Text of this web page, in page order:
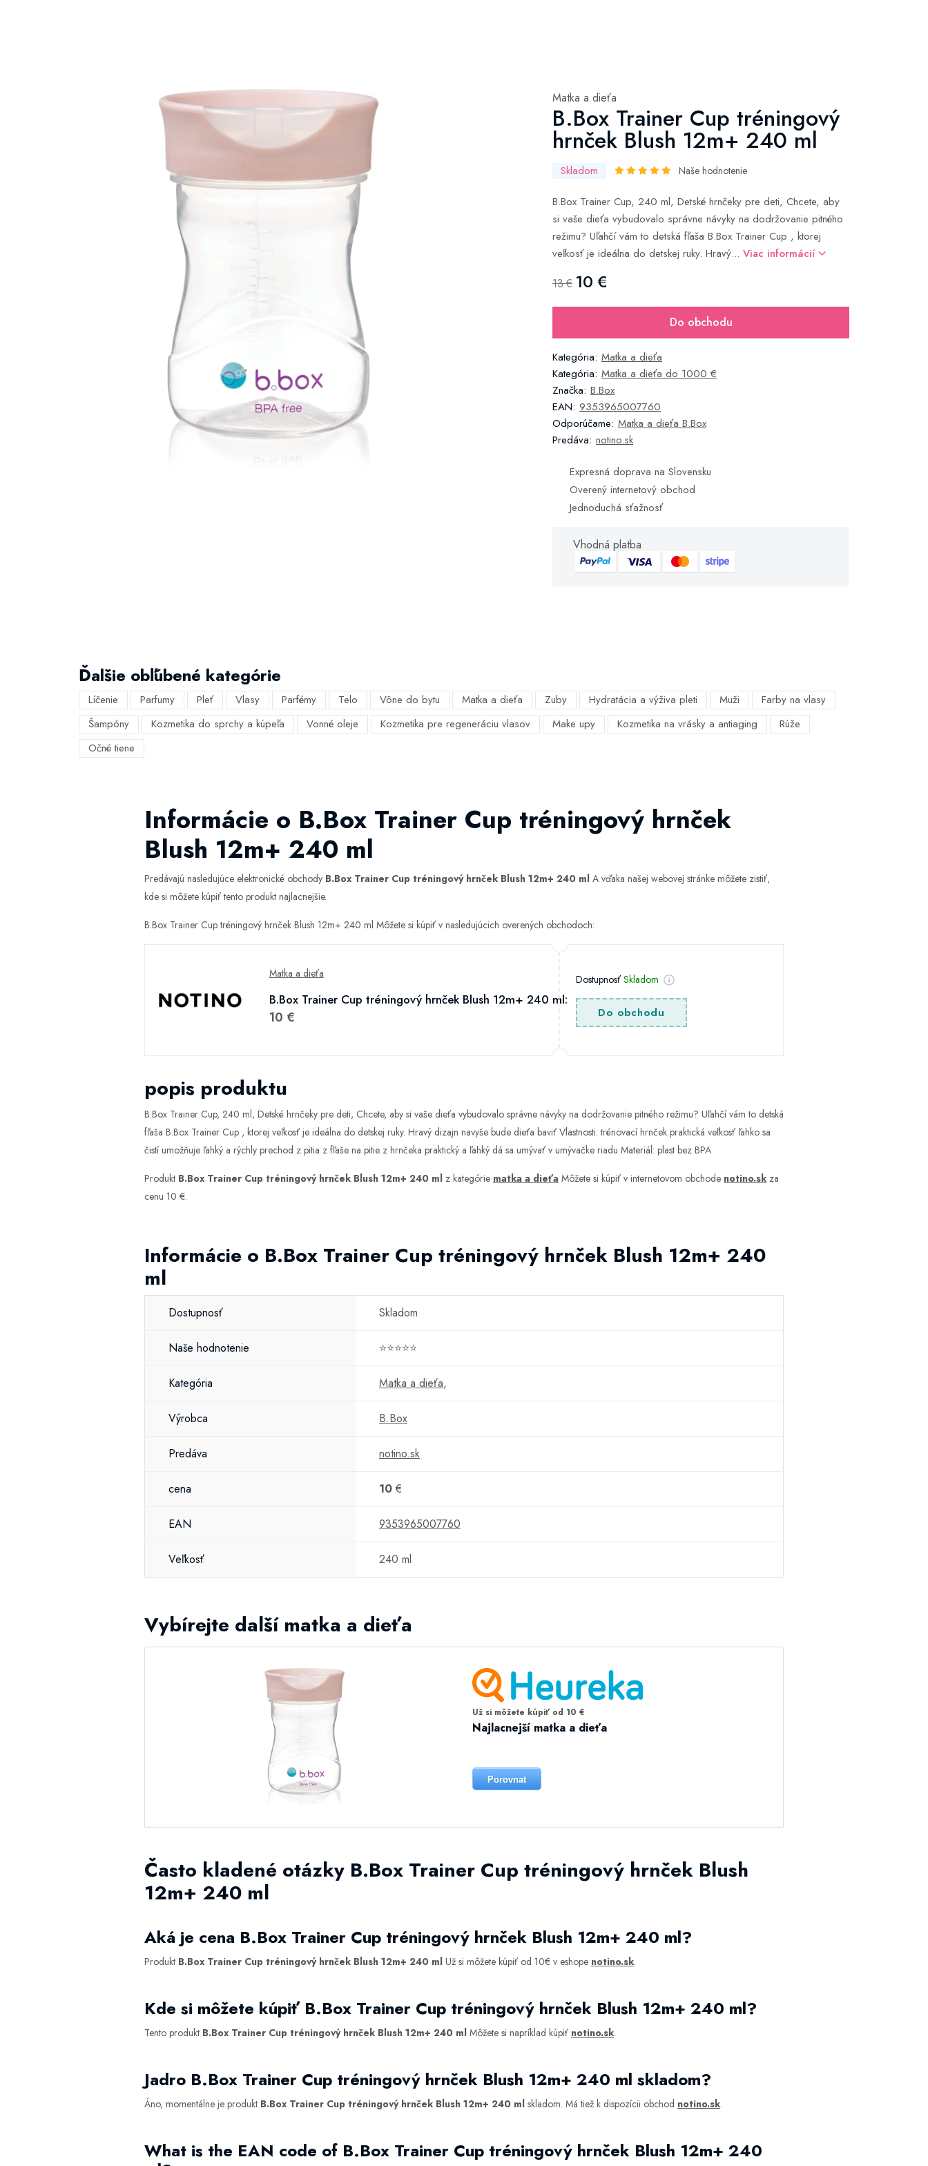
Matka a dieťa
B.Box Trainer Cup tréningový
hrnček Blush 12m+ 240 ml
Skladom Naše hodnotenie
B.Box Trainer Cup, 240 ml, Detské hrnčeky pre deti, Chcete, aby
si vaše dieťa vybudovalo správne návyky na dodržovanie pitného
režimu? Uľahčí vám to detská fľaša B.Box Trainer Cup , ktorej
veľkosť je ideálna do detskej ruky. Hravý... Viac informácií
13 € 10 €
Do obchodu
Kategória: Matka a dieťa
Kategória: Matka a dieťa do 1000 €
Značka: B.Box
EAN: 9353965007760
Odporúčame: Matka a dieťa B.Box
Predáva: notino.sk
Expresná doprava na Slovensku
Overený internetový obchod
Jednoduchá sťažnosť
Vhodná platba
Ďalšie obľúbené kategórie
Líčenie Parfumy Pleť Vlasy Parfémy Telo Vône do bytu Matka a dieťa Zuby Hydratácia a výživa pleti Muži
Farby na vlasy
Šampóny
Kozmetika do sprchy a kúpeľa Vonné oleje Kozmetika pre regeneráciu vlasov Make upy Kozmetika na vrásky a antiaging
Rúže
Očné tiene
Informácie o B.Box Trainer Cup tréningový hrnček
Blush 12m+ 240 ml
Predávajú nasledujúce elektronické obchody B.Box Trainer Cup tréningový hrnček Blush 12m+ 240 ml A vďaka našej webovej stránke môžete zistiť,
kde si môžete kúpiť tento produkt najlacnejšie.
B.Box Trainer Cup tréningový hrnček Blush 12m+ 240 ml Môžete si kúpiť v nasledujúcich overených obchodoch:
Matka a dieťa
B.Box Trainer Cup tréningový hrnček Blush 12m+ 240 ml:
10 €
DostupnosťSkladom
Do obchodu
popis produktu
B.Box Trainer Cup, 240 ml, Detské hrnčeky pre deti, Chcete, aby si vaše dieťa vybudovalo správne návyky na dodržovanie pitného režimu? Uľahčí vám to detská
fľaša B.Box Trainer Cup , ktorej veľkosť je ideálna do detskej ruky. Hravý dizajn navyše bude dieťa baviť Vlastnosti: trénovací hrnček praktická veľkosť ľahko sa
čistí umožňuje ľahký a rýchly prechod z pitia z fľaše na pitie z hrnčeka praktický a ľahký dá sa umývať v umývačke riadu Materiál: plast bez BPA
Produkt B.Box Trainer Cup tréningový hrnček Blush 12m+ 240 ml z kategórie matka a dieťa Môžete si kúpiť v internetovom obchode notino.sk za
cenu 10 €.
Informácie o B.Box Trainer Cup tréningový hrnček Blush 12m+ 240
ml
Dostupnosť Skladom
Naše hodnotenie ⭐⭐⭐⭐⭐
Kategória Matka a dieťa,
Výrobca B.Box
Predáva notino.sk
cena 10 €
EAN 9353965007760
Veľkosť 240 ml
Vybírejte další matka a dieťa
Už si môžete kúpiť od 10 €
Najlacnejší matka a dieťa
Porovnat
Často kladené otázky B.Box Trainer Cup tréningový hrnček Blush
12m+ 240 ml
Aká je cena B.Box Trainer Cup tréningový hrnček Blush 12m+ 240 ml?
Produkt B.Box Trainer Cup tréningový hrnček Blush 12m+ 240 ml Už si môžete kúpiť od 10€ v eshope notino.sk.
Kde si môžete kúpiť B.Box Trainer Cup tréningový hrnček Blush 12m+ 240 ml?
Tento produkt B.Box Trainer Cup tréningový hrnček Blush 12m+ 240 ml Môžete si napríklad kúpiť notino.sk.
Jadro B.Box Trainer Cup tréningový hrnček Blush 12m+ 240 ml skladom?
Áno, momentálne je produkt B.Box Trainer Cup tréningový hrnček Blush 12m+ 240 ml skladom. Má tiež k dispozícii obchod notino.sk.
What is the EAN code of B.Box Trainer Cup tréningový hrnček Blush 12m+ 240